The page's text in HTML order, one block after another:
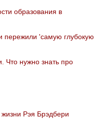
образования в
пережили 'самую глубокую
нужно знать про
Рэя Брэдбери